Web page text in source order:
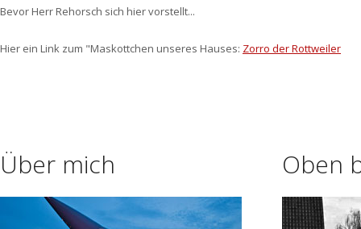
Bevor Herr Rehorsch sich hier vorstellt...
Hier ein Link zum "Maskottchen unseres Hauses: Zorro der Rottweiler
Über mich Oben